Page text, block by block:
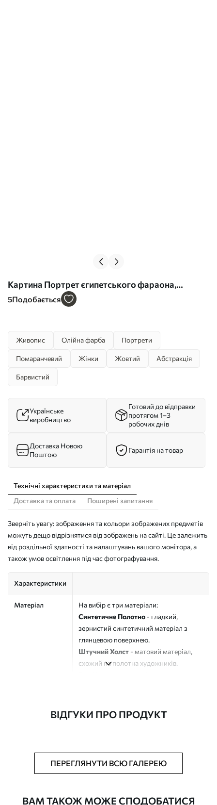
Картина Портрет єгипетського фараона,
картина маслом Арт. s39332
5Подобається
Живопис Олійна фарба Портрети
Помаранчевий Жінки Жовтий Абстракція
Барвистий
Українське
виробництво
Готовий до відправки
протягом 1–3
робочих днів
Доставка Новою
Поштою
Гарантія на товар
Технічні характеристики та матеріал
Доставка та оплата
Поширені запитання
Зверніть увагу: зображення та кольори зображених предметів
можуть дещо відрізнятися від зображень на сайті. Це залежить
від роздільної здатності та налаштувань вашого монітора, а
також умов освітлення під час фотографування.
Характеристики
Матеріал
На вибір є три матеріали:
Синтетичне Полотно - гладкий,
зернистий синтетичний матеріал з
глянцевою поверхнею.
Штучний Холст - матовий матеріал,
схожий на полотна художників.
Додатково Можна додати лакове покриття.
ВІДГУКИ ПРО ПРОДУКТ
ПЕРЕГЛЯНУТИ ВСЮ ГАЛЕРЕЮ
ВАМ ТАКОЖ МОЖЕ СПОДОБАТИСЯ